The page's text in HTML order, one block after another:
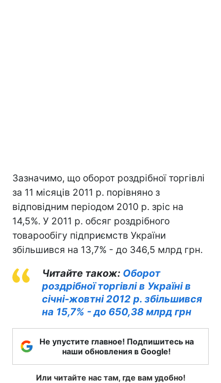
Зазначимо, що оборот роздрібної торгівлі
за 11 місяців 2011 р. порівняно з
відповідним періодом 2010 р. зріс на
14,5%. У 2011 р. обсяг роздрібного
товарообігу підприємств України
збільшився на 13,7% - до 346,5 млрд грн.
Читайте також: Оборот
роздрібної торгівлі в Україні в
січні-жовтні 2012 р. збільшився
на 15,7% - до 650,38 млрд грн
Не упустите главное! Подпишитесь на
наши обновления в Google!
Или читайте нас там, где вам удобно!